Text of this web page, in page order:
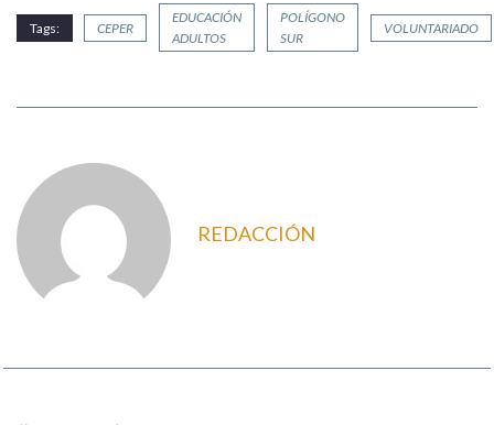
Tags: CEPER
EDUCACIÓN
ADULTOS
POLÍGONO
SUR
VOLUNTARIADO
REDACCIÓN